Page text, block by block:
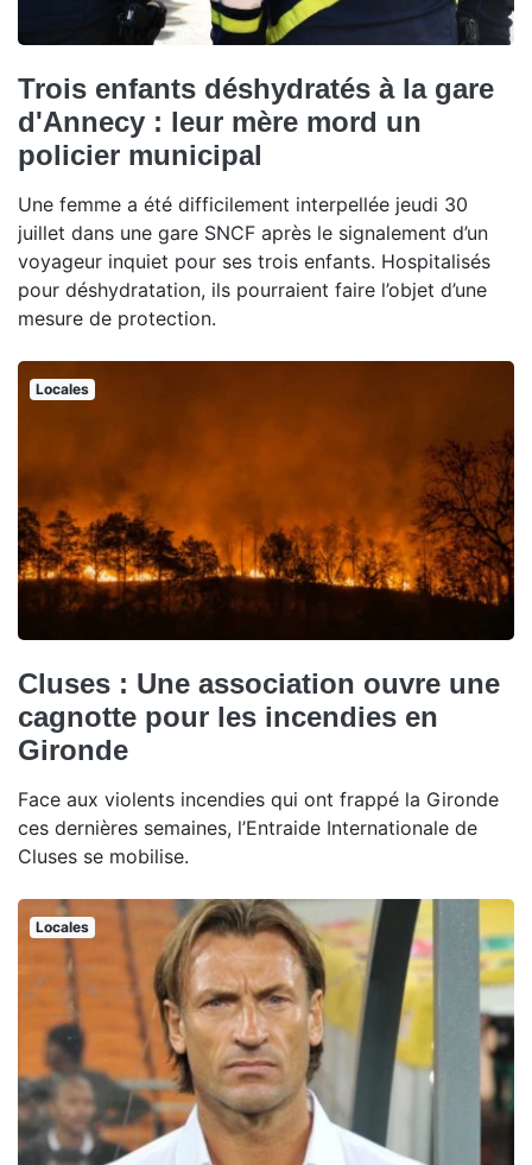
Trois enfants déshydratés à la gare
d'Annecy : leur mère mord un
policier municipal
Une femme a été difficilement interpellée jeudi 30
juillet dans une gare SNCF après le signalement d’un
voyageur inquiet pour ses trois enfants. Hospitalisés
pour déshydratation, ils pourraient faire l’objet d’une
mesure de protection.
Locales
Cluses : Une association ouvre une
cagnotte pour les incendies en
Gironde
Face aux violents incendies qui ont frappé la Gironde
ces dernières semaines, l’Entraide Internationale de
Cluses se mobilise.
Locales